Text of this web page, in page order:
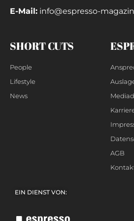
E-Mail: info@espresso-
SHORT CUTS
People
Lifestyle
News
AGB
EIN DIENST VON: